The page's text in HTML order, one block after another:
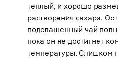
теплый, и хорошо
растворения сахара.
подслащенный чай
пока он не достигнет
температуры. Слишком